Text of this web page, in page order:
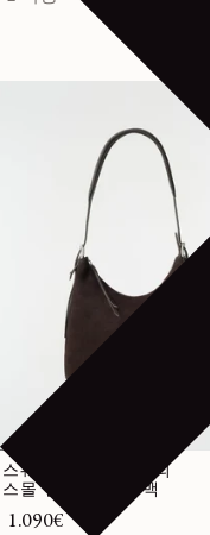
스웨이드 가죽 소재의
스몰 벨티드 호보 백
정가
1.090€